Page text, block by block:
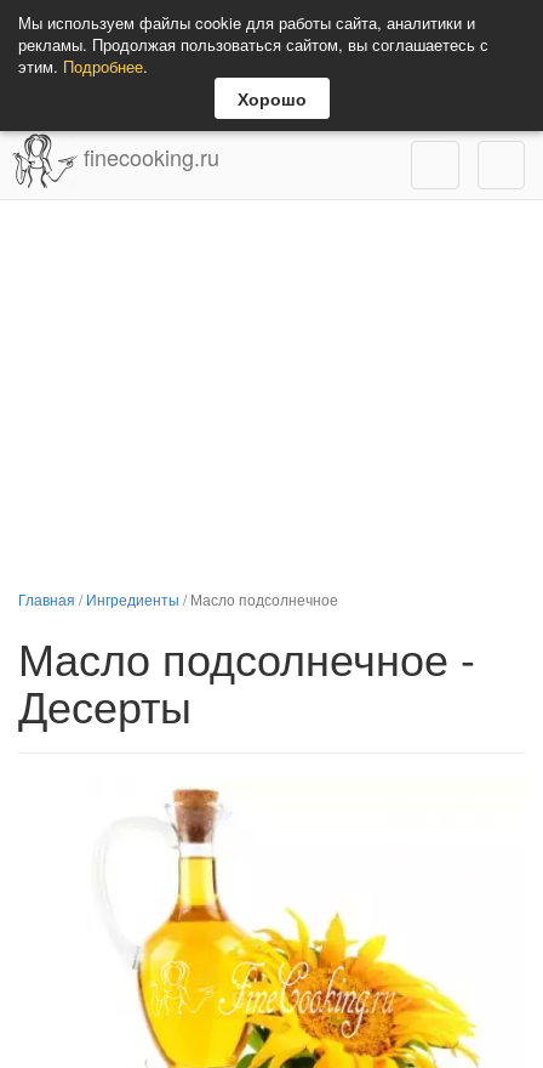
Мы используем файлы cookie для работы сайта, аналитики и
рекламы. Продолжая пользоваться сайтом, вы соглашаетесь с
этим. Подробнее.
Хорошо
finecooking.ru
Главная /Ингредиенты /Масло подсолнечное
Масло подсолнечное -
Десерты